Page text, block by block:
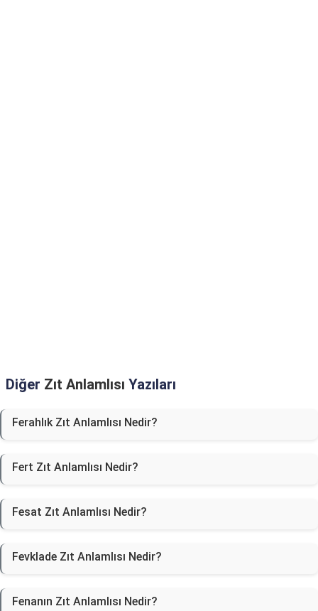
Diğer Zıt Anlamlısı Yazıları
Ferahlık Zıt Anlamlısı Nedir?
Fert Zıt Anlamlısı Nedir?
Fesat Zıt Anlamlısı Nedir?
Fevklade Zıt Anlamlısı Nedir?
Fenanın Zıt Anlamlısı Nedir?